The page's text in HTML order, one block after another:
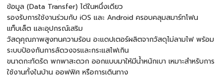
ข้อมูล (Data Transfer) ได้ในหนึ่งเดียว
รองรับการใช้งานร่วมกับ iOS และ Android ครอบคลุมสมาร์ทโฟน
แท็บเล็ต และอุปกรณ์เสริม
วัสดุคุณภาพสูงทนความร้อน อะแดปเตอร์ผลิตจากวัสดุไม่ลามไฟ พร้อม
ระบบป้องกันการลัดวงจรและกระแสไฟเกิน
ขนาดกะทัดรัด พกพาสะดวก ออกแบบมาให้มีน้ำหนักเบา เหมาะสำหรับการ
ใช้งานทั้งในบ้าน ออฟฟิศ หรือการเดินทาง